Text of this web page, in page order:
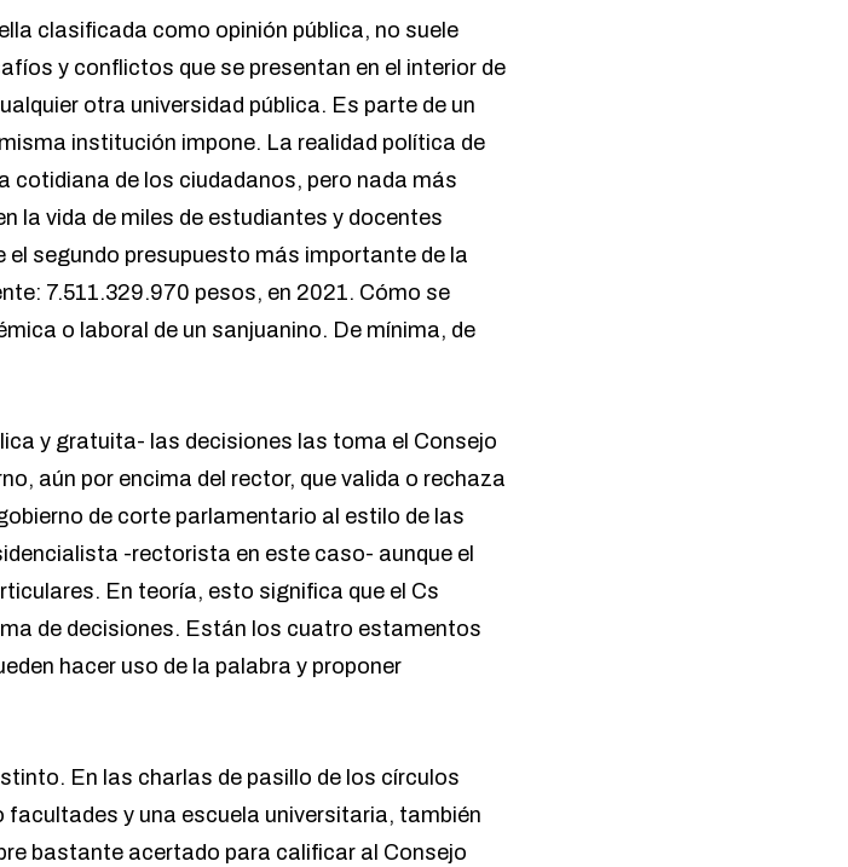
clasificada como opinión pública, no suele
y conflictos que se presentan en el interior de
otra universidad pública. Es parte de un
institución impone. La realidad política de
cotidiana de los ciudadanos, pero nada más
la vida de miles de estudiantes y docentes
segundo presupuesto más importante de la
7.511.329.970 pesos, en 2021. Cómo se
o laboral de un sanjuanino. De mínima, de
y gratuita- las decisiones las toma el Consejo
aún por encima del rector, que valida o rechaza
de corte parlamentario al estilo de las
-rectorista en este caso- aunque el
En teoría, esto significa que el Cs
de decisiones. Están los cuatro estamentos
hacer uso de la palabra y proponer
En las charlas de pasillo de los círculos
y una escuela universitaria, también
bastante acertado para calificar al Consejo